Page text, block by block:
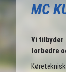
MC
Vi tilbyder
forbedre